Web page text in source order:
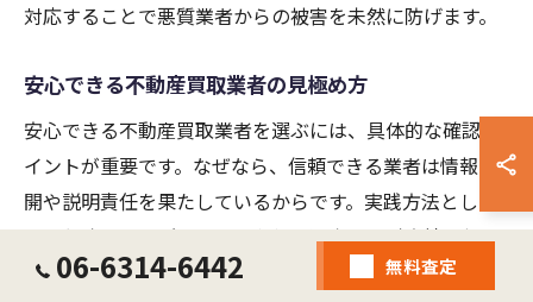
対応することで悪質業者からの被害を未然に防げます。
安心できる不動産買取業者の見極め方
安心できる不動産買取業者を選ぶには、具体的な確認ポ
イントが重要です。なぜなら、信頼できる業者は情報公
開や説明責任を果たしているからです。実践方法として
は、免許番号や所属団体の有無、過去の取引実績、契約
内容の説明の丁寧さを比較しましょう。また、査定時の
06-6314-6442 無料査定